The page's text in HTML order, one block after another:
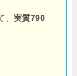
、実質790